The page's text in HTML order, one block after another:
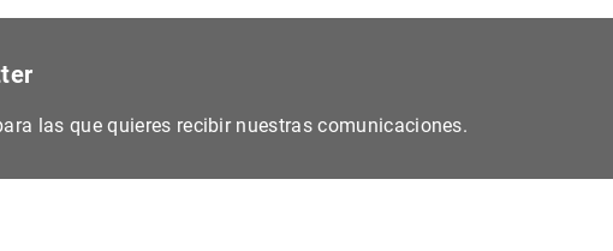
las que quieres recibir nuestras comunicaciones.